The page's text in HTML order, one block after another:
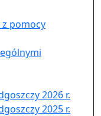
z pomocy
2026 r.
2025 r.